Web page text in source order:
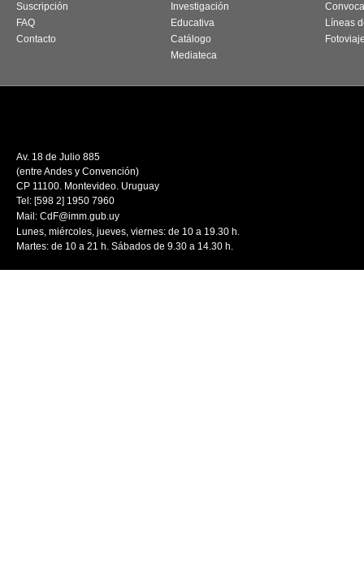
Suscripción
FAQ
Contacto
Investigación
Educativa
Catálogo
Mediateca
Líneas
Av. 18 de Julio 885
(entre Andes y Convención)
CP 11100. Montevideo. Uruguay
Tel: [598 2] 1950 7960
Mail: CdF@imm.gub.uy
Lunes, miércoles, jueves, viernes: de 10 a 19.30 h.
Martes: de 10 a 21 h. Sábados de 9.30 a 14.30 h.